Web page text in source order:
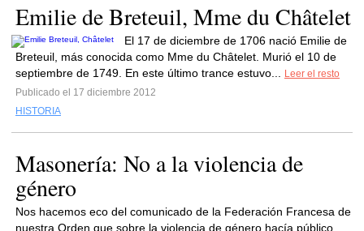
Emilie de Breteuil, Mme du Châtelet
El 17 de diciembre de 1706 nació Emilie de
Breteuil, más conocida como Mme du Châtelet. Murió el 10 de
septiembre de 1749. En este último trance estuvo...
Leer el resto
Publicado el 17 diciembre 2012
HISTORIA
Masonería: No a la violencia de
género
Nos hacemos eco del comunicado de la Federación Francesa de
nuestra Orden que sobre la violencia de género hacía público